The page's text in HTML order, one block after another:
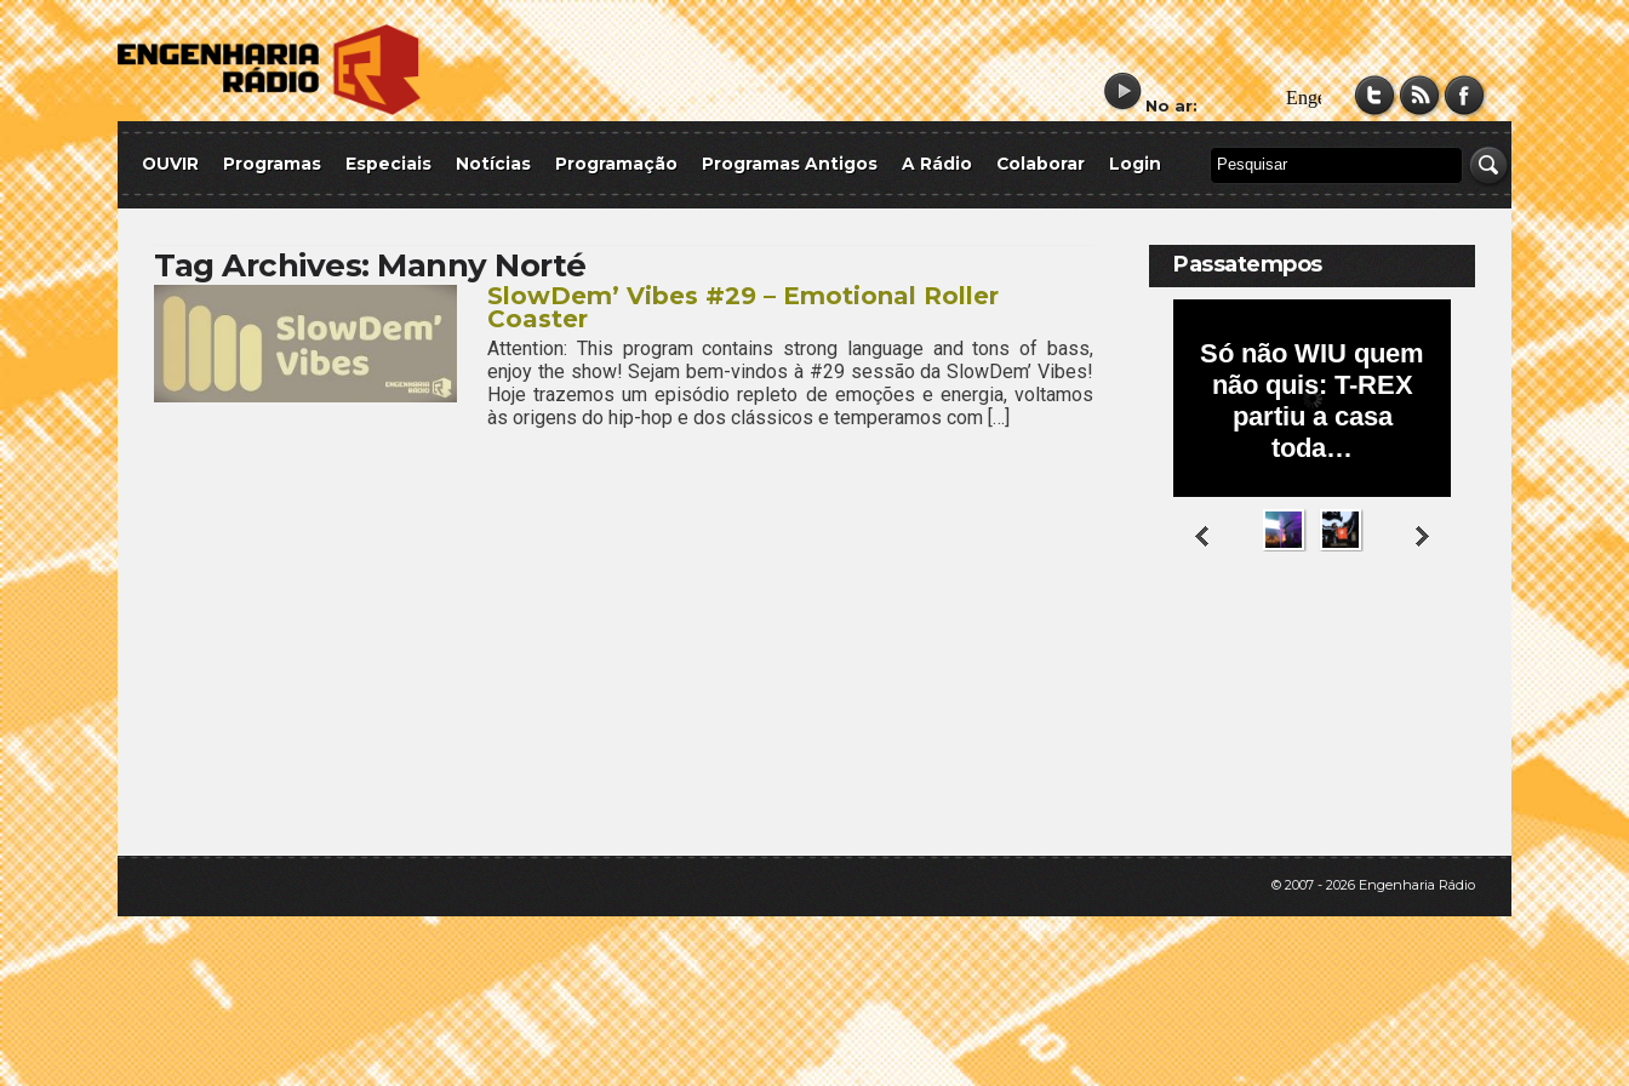
No ar:
OUVIR Programas Especiais Notícias Programação Programas Antigos A Rádio Colaborar Login
Tag Archives: Manny Norté
SlowDem’ Vibes #29 – Emotional Roller
Coaster
Attention: This program contains strong language and tons of bass,
enjoy the show! Sejam bem-vindos à #29 sessão da SlowDem’ Vibes!
Hoje trazemos um episódio repleto de emoções e energia, voltamos
às origens do hip-hop e dos clássicos e temperamos com […]
Passatempos
© 2007 - 2026 Engenharia Rádio